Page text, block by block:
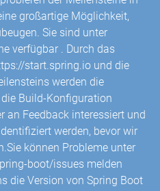
großartige Möglichkeit,
Sie sind unter
verfügbar . Durch das
start.spring.io und die
werden die
Build-Konfiguration
an Feedback interessiert und
werden, bevor wir
können Probleme unter
boot/issues melden
die Version von Spring Boot